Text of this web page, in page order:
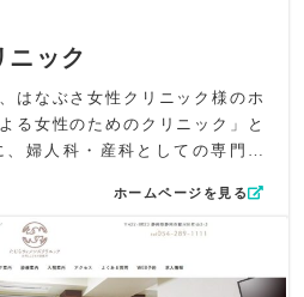
ニック
はなぶさ女性クリニック様のホ
る女性のためのクリニック」と
婦人科・産科としての専門性
新エコーを用いたゆったりとし
子宮内膜症への適切な検査と治
伴う多様な悩みに寄り添う診療
言葉選びからコンテンツ構成ま
ホームページを見る